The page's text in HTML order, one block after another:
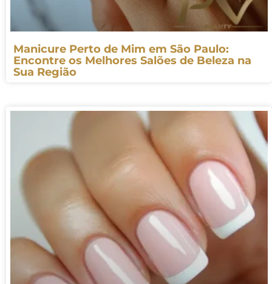
Manicure Perto de Mim em São Paulo:
Encontre os Melhores Salões de Beleza na
Sua Região